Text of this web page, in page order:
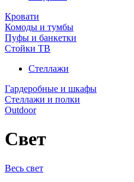
Кровати
Комоды и тумбы
Пуфы и банкетки
Стойки ТВ
Стеллажи
Гардеробные и шкафы
Стеллажи и полки
Outdoor
Свет
Весь свет